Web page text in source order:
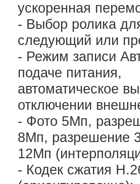
ускоренная
- Выбор ролика
следующий или
- Режим записи
подаче питания,
автоматическое
отключении
- Фото 5Мп,
8Мп, разрешение
12Мп
- Кодек сжатия